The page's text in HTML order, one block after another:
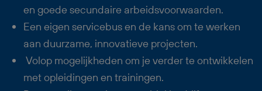
en goede secundaire arbeidsvoorwaarden.
Een eigen servicebus en de kans om te werken
aan duurzame, innovatieve projecten.
Volop mogelijkheden om je verder te ontwikkelen
met opleidingen en trainingen.